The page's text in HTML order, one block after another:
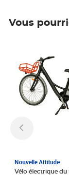
Vous
Nouvelle Attitude
Vélo électrique du